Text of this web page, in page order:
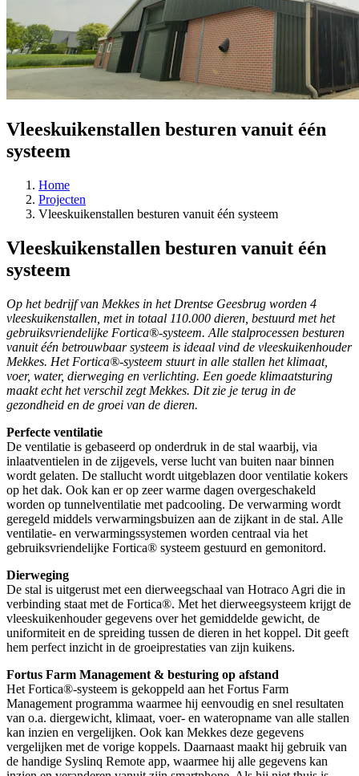
Vleeskuikenstallen besturen vanuit één
systeem
Home
Projecten
Vleeskuikenstallen besturen vanuit één systeem
Vleeskuikenstallen besturen vanuit één
systeem
Op het bedrijf van Mekkes in het Drentse Geesbrug worden 4
vleeskuikenstallen, met in totaal 110.000 dieren, bestuurd met het
gebruiksvriendelijke Fortica®-systeem. Alle stalprocessen besturen
vanuit één betrouwbaar systeem is ideaal vind de vleeskuikenhouder
Mekkes. Het Fortica®-systeem stuurt in alle stallen het klimaat,
voer, water, dierweging en verlichting. Een goede klimaatsturing
maakt echt het verschil zegt Mekkes. Dit zie je terug in de
gezondheid en de groei van de dieren.
Perfecte ventilatie
De ventilatie is gebaseerd op onderdruk in de stal waarbij, via
inlaatventielen in de zijgevels, verse lucht van buiten naar binnen
wordt gelaten. De stallucht wordt uitgeblazen door ventilatie kokers
op het dak. Ook kan er op zeer warme dagen overgeschakeld
worden op tunnelventilatie met padcooling. De verwarming wordt
geregeld middels verwarmingsbuizen aan de zijkant in de stal. Alle
ventilatie- en verwarmingssystemen worden centraal via het
gebruiksvriendelijke Fortica® systeem gestuurd en gemonitord.
Dierweging
De stal is uitgerust met een dierweegschaal van Hotraco Agri die in
verbinding staat met de Fortica®. Met het dierweegsysteem krijgt de
vleeskuikenhouder gegevens over het gemiddelde gewicht, de
uniformiteit en de spreiding tussen de dieren in het koppel. Dit geeft
hem perfect inzicht in de groeiprestaties van zijn kuikens.
Fortus Farm Management & besturing op afstand
Het Fortica®-systeem is gekoppeld aan het Fortus Farm
Management programma waarmee hij eenvoudig en snel resultaten
van o.a. diergewicht, klimaat, voer- en wateropname van alle stallen
kan inzien en vergelijken. Ook kan Mekkes deze gegevens
vergelijken met de vorige koppels. Daarnaast maakt hij gebruik van
de handige Syslinq Remote app, waarmee hij alle gegevens kan